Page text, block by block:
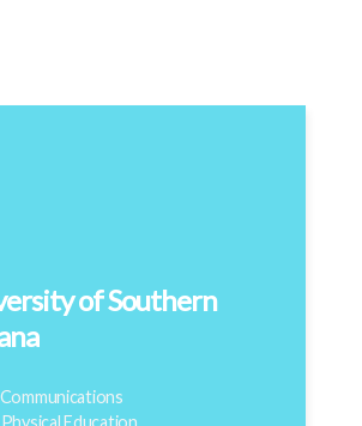
of Southern
Education